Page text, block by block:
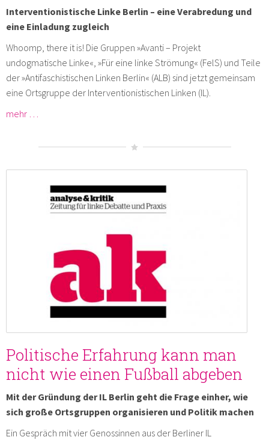
Interventionistische Linke Berlin – eine Verabredung und
eine Einladung zugleich
Whoomp, there it is! Die Gruppen »Avanti – Projekt
undogmatische Linke«, »Für eine linke Strömung« (FelS) und Teile
der »Antifaschistischen Linken Berlin« (ALB) sind jetzt gemeinsam
eine Ortsgruppe der Interventionistischen Linken (IL).
mehr …
Politische Erfahrung kann man
nicht wie einen Fußball abgeben
Mit der Gründung der IL Berlin geht die Frage einher, wie
sich große Ortsgruppen organisieren und Politik machen
Ein Gespräch mit vier Genossinnen aus der Berliner IL